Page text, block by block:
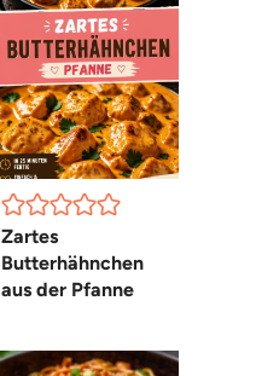
Zartes
Butterhähnchen
aus der Pfanne